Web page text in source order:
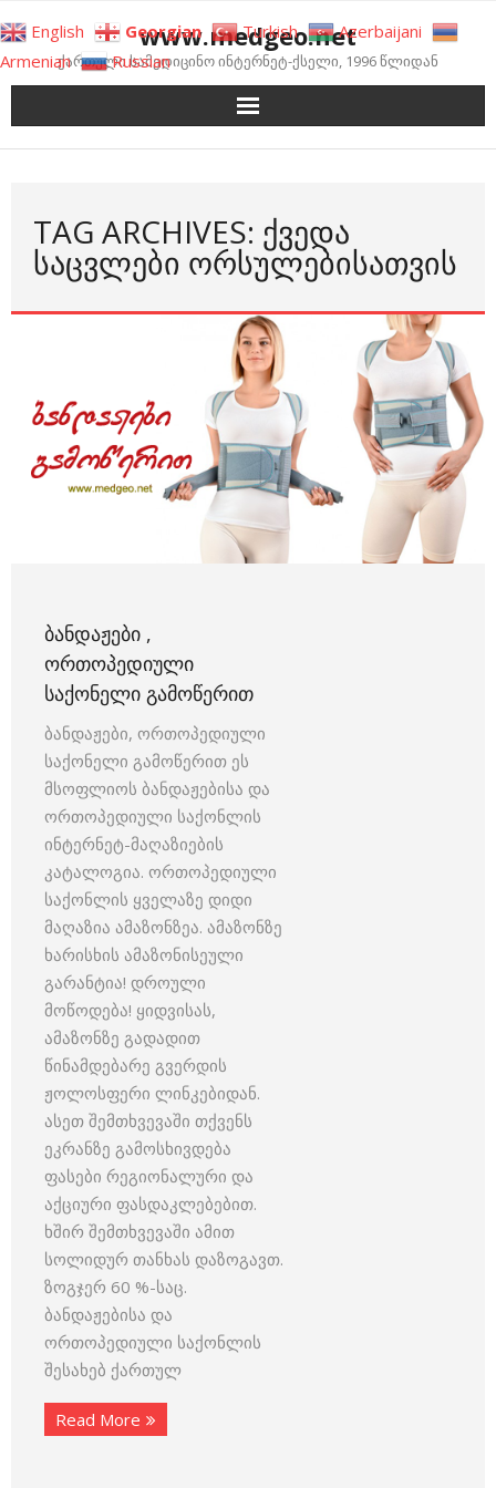
to
content
www.medgeo.net
ქართული სამედიცინო ინტერნეტ-ქსელი, 1996 წლიდან
TAG ARCHIVES: ᲥᲕᲔᲓᲐ
ᲡᲐᲪᲕᲚᲔᲑᲘ ᲝᲠᲡᲣᲚᲔᲑᲘᲡᲐᲗᲕᲘᲡ
ᲑᲐᲜᲓᲐᲟᲔᲑᲘ ,
ᲝᲠᲗᲝᲞᲔᲓᲘᲣᲚᲘ
ᲡᲐᲥᲝᲜᲔᲚᲘ ᲒᲐᲛᲝᲬᲔᲠᲘᲗ
ბანდაჟები, ორთოპედიული
საქონელი გამოწერით ეს
მსოფლიოს ბანდაჟებისა და
ორთოპედიული საქონლის
ინტერნეტ-მაღაზიების
კატალოგია. ორთოპედიული
საქონლის ყველაზე დიდი
მაღაზია ამაზონზეა. ამაზონზე
ხარისხის ამაზონისეული
გარანტია! დროული
მოწოდება! ყიდვისას,
ამაზონზე გადადით
წინამდებარე გვერდის
ჟოლოსფერი ლინკებიდან.
ასეთ შემთხვევაში თქვენს
ეკრანზე გამოსხივდება
ფასები რეგიონალური და
აქციური ფასდაკლებებით.
ხშირ შემთხვევაში ამით
სოლიდურ თანხას დაზოგავთ.
ზოგჯერ 60 %-საც.
ბანდაჟებისა და
ორთოპედიული საქონლის
შესახებ ქართულ
Read More
English Georgian Turkish
Azerbaijani
Armenian
Russian